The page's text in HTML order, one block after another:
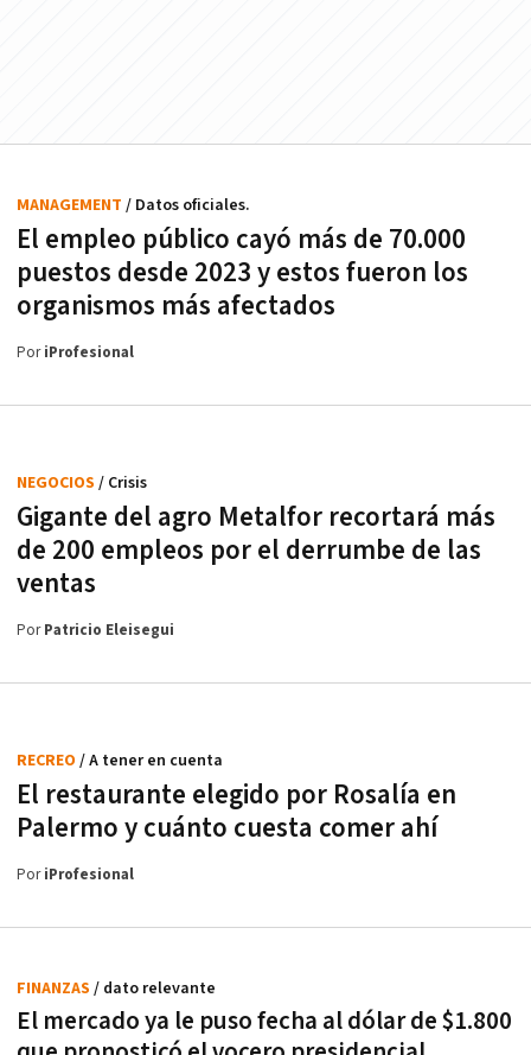
El empleo público cayó más de 70.000
puestos desde 2023 y estos fueron los
organismos más afectados
MANAGEMENT / Datos oficiales.
PoriProfesional
Gigante del agro Metalfor recortará más
de 200 empleos por el derrumbe de las
ventas
NEGOCIOS / Crisis
PorPatricio Eleisegui
El restaurante elegido por Rosalía en
Palermo y cuánto cuesta comer ahí
RECREO / A tener en cuenta
PoriProfesional
El mercado ya le puso fecha al dólar de $1.800
FINANZAS / dato relevante